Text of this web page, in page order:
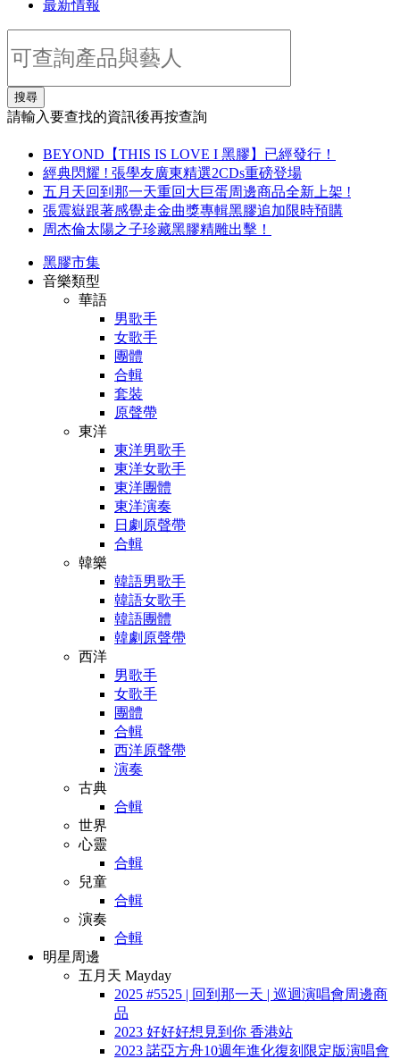
最新情報
搜尋
請輸入要查找的資訊後再按查詢
BEYOND【THIS IS LOVE I 黑膠】已經發行！
經典閃耀 ! 張學友廣東精選2CDs重磅登場
五月天回到那一天重回大巨蛋周邊商品全新上架 !
張震嶽跟著感覺走金曲獎專輯黑膠追加限時預購
周杰倫太陽之子珍藏黑膠精雕出擊！
黑膠市集
音樂類型
華語
男歌手
女歌手
團體
合輯
套裝
原聲帶
東洋
東洋男歌手
東洋女歌手
東洋團體
東洋演奏
日劇原聲帶
合輯
韓樂
韓語男歌手
韓語女歌手
韓語團體
韓劇原聲帶
西洋
男歌手
女歌手
團體
合輯
西洋原聲帶
演奏
古典
合輯
世界
心靈
合輯
兒童
合輯
演奏
合輯
明星周邊
五月天 Mayday
2025 #5525 | 回到那一天 | 巡迴演唱會周邊商
品
2023 好好好想見到你 香港站
2023 諾亞方舟10週年進化復刻限定版演唱會